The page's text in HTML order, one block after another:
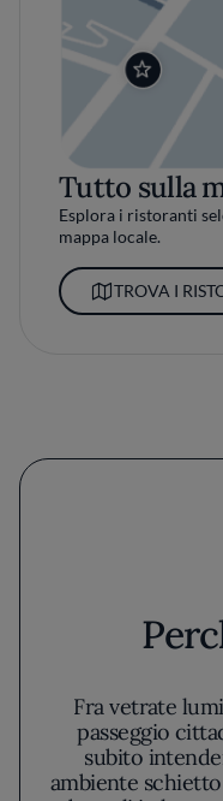
Tutto sulla
Esplora i ristoranti
mappa locale.
TROVA I
Fra vetrate
passeggio
subito
ambiente